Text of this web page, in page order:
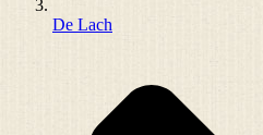
De Lach